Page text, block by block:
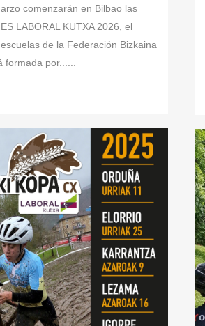
comenzarán en Bilbao las
LABORAL KUTXA 2026, el
de la Federación Bizkaina
formada por......